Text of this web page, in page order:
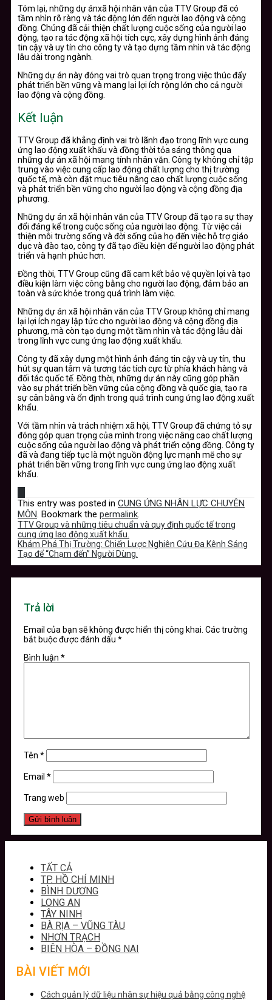
Tóm lại, những dự ánxã hội nhân văn của TTV Group đã có
tầm nhìn rõ ràng và tác động lớn đến người lao động và cộng
đồng. Chúng đã cải thiện chất lượng cuộc sống của người lao
động, tạo ra tác động xã hội tích cực, xây dựng hình ảnh đáng
tin cậy và uy tín cho công ty và tạo dựng tầm nhìn và tác động
lâu dài trong ngành.
Những dự án này đóng vai trò quan trọng trong việc thúc đẩy
phát triển bền vững và mang lại lợi ích rộng lớn cho cả người
lao động và cộng đồng.
Kết luận
TTV Group đã khẳng định vai trò lãnh đạo trong lĩnh vực cung
ứng lao động xuất khẩu và đồng thời tỏa sáng thông qua
những dự án xã hội mang tính nhân văn. Công ty không chỉ tập
trung vào việc cung cấp lao động chất lượng cho thị trường
quốc tế, mà còn đặt mục tiêu nâng cao chất lượng cuộc sống
và phát triển bền vững cho người lao động và cộng đồng địa
phương.
Những dự án xã hội nhân văn của TTV Group đã tạo ra sự thay
đổi đáng kể trong cuộc sống của người lao động. Từ việc cải
thiện môi trường sống và đời sống của họ đến việc hỗ trợ giáo
dục và đào tạo, công ty đã tạo điều kiện để người lao động phát
triển và hạnh phúc hơn.
Đồng thời, TTV Group cũng đã cam kết bảo vệ quyền lợi và tạo
điều kiện làm việc công bằng cho người lao động, đảm bảo an
toàn và sức khỏe trong quá trình làm việc.
Những dự án xã hội nhân văn của TTV Group không chỉ mang
lại lợi ích ngay lập tức cho người lao động và cộng đồng địa
phương, mà còn tạo dựng một tầm nhìn và tác động lâu dài
trong lĩnh vực cung ứng lao động xuất khẩu.
Công ty đã xây dựng một hình ảnh đáng tin cậy và uy tín, thu
hút sự quan tâm và tương tác tích cực từ phía khách hàng và
đối tác quốc tế. Đồng thời, những dự án này cũng góp phần
vào sự phát triển bền vững của cộng đồng và quốc gia, tạo ra
sự cân bằng và ổn định trong quá trình cung ứng lao động xuất
khẩu.
Với tầm nhìn và trách nhiệm xã hội, TTV Group đã chứng tỏ sự
đóng góp quan trọng của mình trong việc nâng cao chất lượng
cuộc sống của người lao động và phát triển cộng đồng. Công ty
đã và đang tiếp tục là một nguồn động lực mạnh mẽ cho sự
phát triển bền vững trong lĩnh vực cung ứng lao động xuất
khẩu.
This entry was posted in CUNG ỨNG NHÂN LỰC CHUYÊN
MÔN. Bookmark the permalink.
TTV Group và những tiêu chuẩn và quy định quốc tế trong
cung ứng lao động xuất khẩu.
Khám Phá Thị Trường: Chiến Lược Nghiên Cứu Đa Kênh Sáng
Tạo để “Chạm đến” Người Dùng.
Trả lời
Email của bạn sẽ không được hiển thị công khai. Các trường
bắt buộc được đánh dấu *
Bình luận *
Tên *
Email *
Trang web
TẤT CẢ
TP. HỒ CHÍ MINH
BÌNH DƯƠNG
LONG AN
TÂY NINH
BÀ RỊA – VŨNG TÀU
NHƠN TRẠCH
BIÊN HÒA – ĐỒNG NAI
BÀI VIẾT MỚI
Cách quản lý dữ liệu nhân sự hiệu quả bằng công nghệ